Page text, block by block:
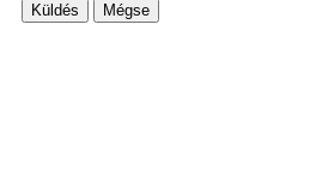
Küldés Mégse